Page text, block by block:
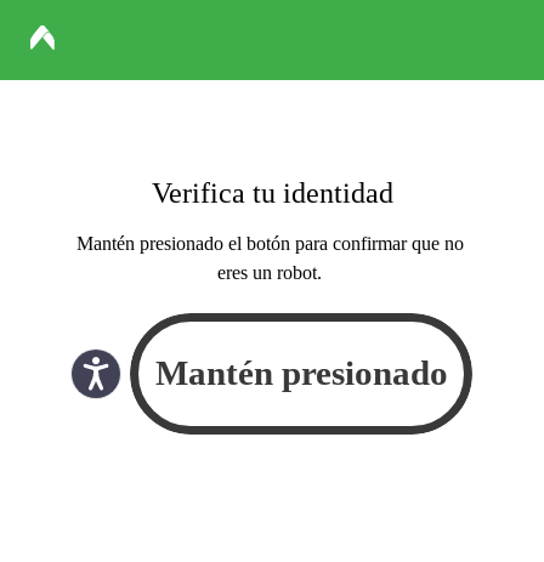
Verifica tu identidad
Mantén presionado el botón para confirmar que no
eres un robot.